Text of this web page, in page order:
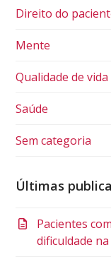
Direito do
Mente
Qualidade de vida
Saúde
Sem categoria
Últimas
Pacientes
dificuldade